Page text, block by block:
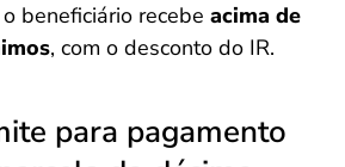
beneficiário recebe acima de
, com o desconto do IR.
para pagamento